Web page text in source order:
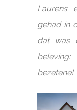
Laurens
gehad in
dat was
bezetene!